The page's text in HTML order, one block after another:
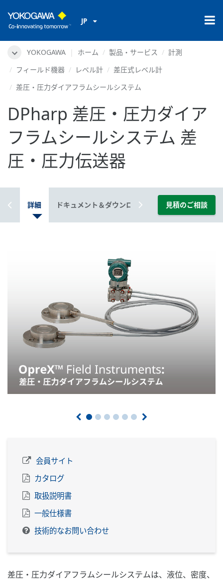
JP
YOKOGAWA ホーム 製品・サービス
計測
フィールド機器
レベル計
差圧式レベル計
差圧・圧力ダイアフラムシールシステム
DPharp 差圧・圧力ダイア
フラムシールシステム 差
圧・圧力伝送器
要 詳細 ドキュメント＆ダウンロード 見積のご相談
会員サイト
カタログ
取扱説明書
一般仕様書
技術的なお問い合わせ
差圧・圧力ダイアフラムシールシステムは、液位、密度、